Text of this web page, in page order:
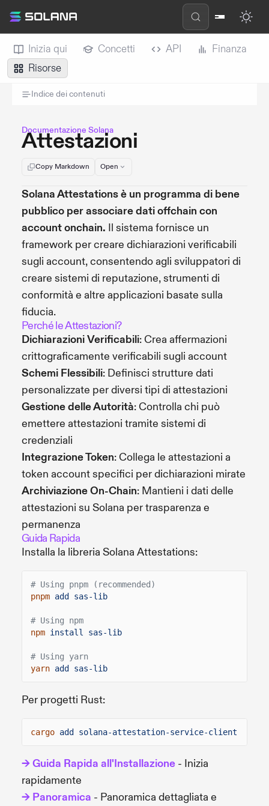
Inizia qui Concetti API
Finanza
Risorse
Indice dei contenuti
Documentazione Solana
Attestazioni
Copy Markdown Open
Solana Attestations è un programma di bene
pubblico per associare dati offchain con
account onchain. Il sistema fornisce un
framework per creare dichiarazioni verificabili
sugli account, consentendo agli sviluppatori di
creare sistemi di reputazione, strumenti di
conformità e altre applicazioni basate sulla
fiducia.
Perché le Attestazioni?
Dichiarazioni Verificabili: Crea affermazioni
crittograficamente verificabili sugli account
Schemi Flessibili: Definisci strutture dati
personalizzate per diversi tipi di attestazioni
Gestione delle Autorità: Controlla chi può
emettere attestazioni tramite sistemi di
credenziali
Integrazione Token: Collega le attestazioni a
token account specifici per dichiarazioni mirate
Archiviazione On-Chain: Mantieni i dati delle
attestazioni su Solana per trasparenza e
permanenza
Guida Rapida
Installa la libreria Solana Attestations:
# Using pnpm (recommended)
pnpm add sas-lib
# Using npm
npm install sas-lib
# Using yarn
yarn add sas-lib
Per progetti Rust:
cargo add solana-attestation-service-client
→ Guida Rapida all'Installazione - Inizia
rapidamente
→ Panoramica - Panoramica dettagliata e